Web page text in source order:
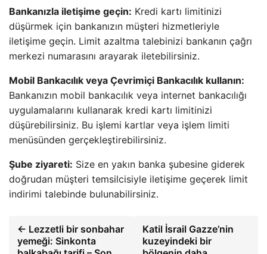
Bankanızla iletişime geçin: Kredi kartı limitinizi
düşürmek için bankanızın müşteri hizmetleriyle
iletişime geçin. Limit azaltma talebinizi bankanın çağrı
merkezi numarasını arayarak iletebilirsiniz.
Mobil Bankacılık veya Çevrimiçi Bankacılık kullanın:
Bankanızın mobil bankacılık veya internet bankacılığı
uygulamalarını kullanarak kredi kartı limitinizi
düşürebilirsiniz. Bu işlemi kartlar veya işlem limiti
menüsünden gerçekleştirebilirsiniz.
Şube ziyareti: Size en yakın banka şubesine giderek
doğrudan müşteri temsilcisiyle iletişime geçerek limit
indirimi talebinde bulunabilirsiniz.
← Lezzetli bir sonbahar
yemeği: Sinkonta
Katil İsrail Gazze’nin
kuzeyindeki bir